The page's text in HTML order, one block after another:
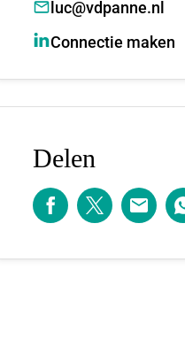
luc@vdpanne.nl
Connectie maken
Delen